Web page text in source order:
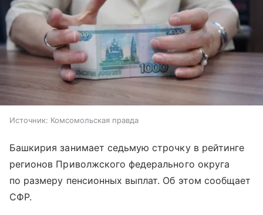
Источник: Комсомольская правда
Башкирия занимает седьмую строчку в рейтинге
регионов Приволжского федерального округа
по размеру пенсионных выплат. Об этом сообщает
СФР.